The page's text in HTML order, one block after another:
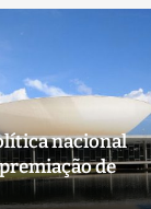
nacional
de